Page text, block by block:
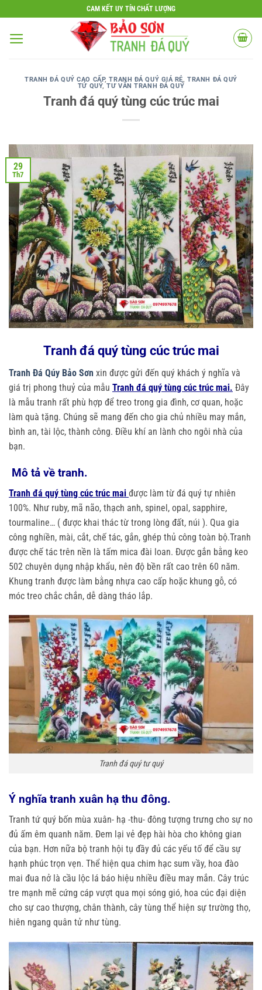
qua
nội
CAM KẾT UY TÍN CHẤT LƯỢNG
TRANH ĐÁ QUÝ CAO CẤP,TRANH ĐÁ QUÝ GIÁ RẺ,TRANH ĐÁ QUÝ
TỨ QUÝ,TƯ VẤN TRANH ĐÁ QUÝ
Tranh đá quý tùng cúc trúc mai
29
Th7
Tranh đá quý tùng cúc trúc mai
Tranh Đá Qúy Bảo Sơn xin được gửi đến quý khách ý nghĩa và
giá trị phong thuỷ của mẫu Tranh đá quý tùng cúc trúc mai. Đây
là mẫu tranh rất phù hợp để treo trong gia đình, cơ quan, hoặc
làm quà tặng. Chúng sẽ mang đến cho gia chủ nhiều may mắn,
bình an, tài lộc, thành công. Điều khí an lành cho ngôi nhà của
bạn.
Mô tả về tranh.
Tranh đá quý tùng cúc trúc mai được làm từ đá quý tự nhiên
100%. Như ruby, mã não, thạch anh, spinel, opal, sapphire,
tourmaline… ( được khai thác từ trong lòng đất, núi ). Qua gia
công nghiền, mài, cắt, chế tác, gắn, ghép thủ công toàn bộ.Tranh
được chế tác trên nền là tấm mica đài loan. Được gắn bằng keo
502 chuyên dụng nhập khẩu, nên độ bền rất cao trên 60 năm.
Khung tranh được làm bằng nhựa cao cấp hoặc khung gỗ, có
móc treo chắc chắn, dễ dàng tháo lắp.
Tranh đá quý tư quý
Ý nghĩa tranh xuân hạ thu đông.
Tranh tứ quý bốn mùa xuân- hạ -thu- đông tượng trưng cho sự no
đủ ấm êm quanh năm. Đem lại vẻ đẹp hài hòa cho không gian
của bạn. Hơn nữa bộ tranh hội tụ đầy đủ các yếu tố để cầu sự
hạnh phúc trọn vẹn. Thể hiện qua chim hạc sum vầy, hoa đào
mai đua nở là cầu lộc lá báo hiệu nhiều điều may mắn. Cây trúc
tre mạnh mẽ cứng cáp vượt qua mọi sóng gió, hoa cúc đại diện
cho sự cao thượng, chân thành, cây tùng thể hiện sự trường thọ,
hiên ngang quân tử như tùng.